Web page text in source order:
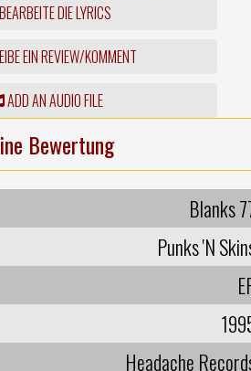
DIE LYRICS
EIN REVIEW/KOMMENT
ADD AN AUDIO FILE
Bewertung
Blanks
Punks 'N
Headache